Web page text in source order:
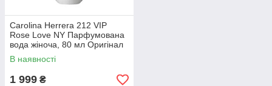
Carolina Herrera 212 VIP
Rose Love NY Парфумована
вода жіноча, 80 мл Оригінал
В наявності
1 999 ₴